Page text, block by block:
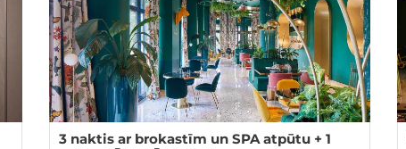
3 naktis ar brokastīm un SPA atpūtu + 1